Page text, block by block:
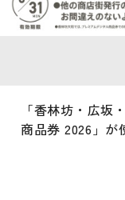
「香林坊・広坂
商品券 2026」が